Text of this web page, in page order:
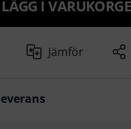
LÄGG I
Jämför